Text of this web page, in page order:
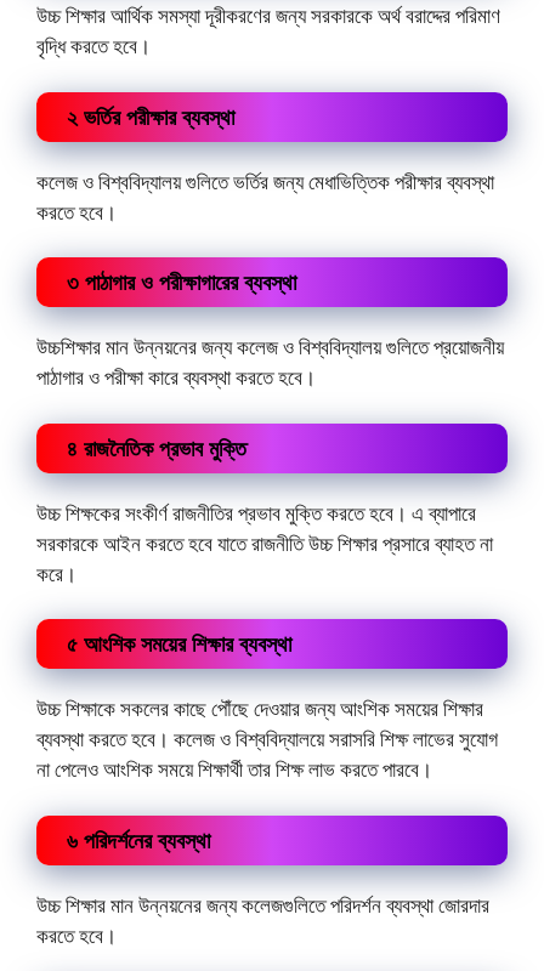
উচ্চ শিক্ষার আর্থিক সমস্যা দূরীকরণের জন্য সরকারকে অর্থ বরাদ্দের পরিমাণ
বৃদ্ধি করতে হবে।
২ ভর্তির পরীক্ষার ব্যবস্থা
কলেজ ও বিশ্ববিদ্যালয় গুলিতে ভর্তির জন্য মেধাভিত্তিক পরীক্ষার ব্যবস্থা
করতে হবে।
৩ পাঠাগার ও পরীক্ষাগারের ব্যবস্থা
উচ্চশিক্ষার মান উন্নয়নের জন্য কলেজ ও বিশ্ববিদ্যালয় গুলিতে প্রয়োজনীয়
পাঠাগার ও পরীক্ষা কারে ব্যবস্থা করতে হবে।
৪ রাজনৈতিক প্রভাব মুক্তি
উচ্চ শিক্ষকের সংকীর্ণ রাজনীতির প্রভাব মুক্তি করতে হবে। এ ব্যাপারে
সরকারকে আইন করতে হবে যাতে রাজনীতি উচ্চ শিক্ষার প্রসারে ব্যাহত না
করে।
৫ আংশিক সময়ের শিক্ষার ব্যবস্থা
উচ্চ শিক্ষাকে সকলের কাছে পৌঁছে দেওয়ার জন্য আংশিক সময়ের শিক্ষার
ব্যবস্থা করতে হবে। কলেজ ও বিশ্ববিদ্যালয়ে সরাসরি শিক্ষ লাভের সুযোগ
না পেলেও আংশিক সময়ে শিক্ষার্থী তার শিক্ষ লাভ করতে পারবে।
৬ পরিদর্শনের ব্যবস্থা
উচ্চ শিক্ষার মান উন্নয়নের জন্য কলেজগুলিতে পরিদর্শন ব্যবস্থা জোরদার
করতে হবে।